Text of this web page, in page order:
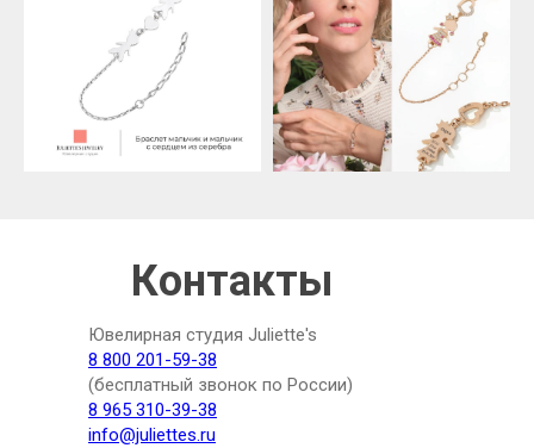
Ювелирная студия Juliette's
8 800 201-59-38
(бесплатный звонок по России)
8 965 310-39-38
info@juliettes.ru
Контакты